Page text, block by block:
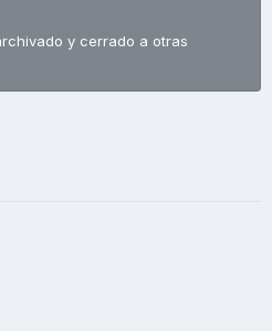
y cerrado a otras